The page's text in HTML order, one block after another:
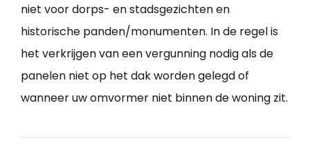
niet voor dorps- en stadsgezichten en
historische panden/monumenten. In de regel is
het verkrijgen van een vergunning nodig als de
panelen niet op het dak worden gelegd of
wanneer uw omvormer niet binnen de woning zit.